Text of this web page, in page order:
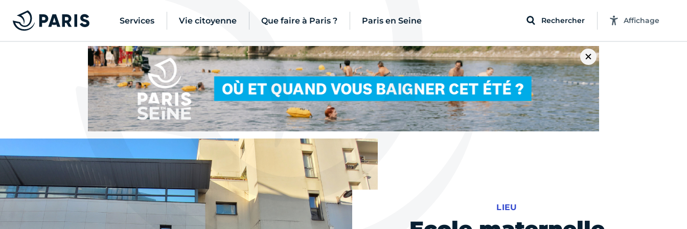
Services Vie citoyenne Que faire à Paris ? Paris en Seine Rechercher Affichage
LIEU